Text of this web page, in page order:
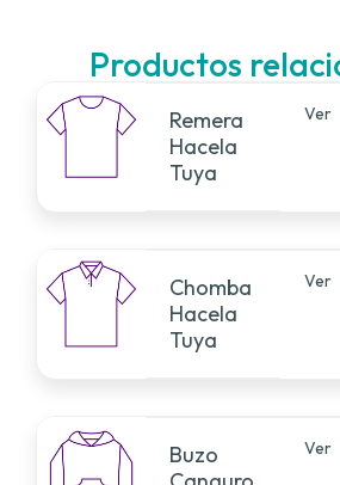
Productos
Remera
Hacela
Tuya
Ver
Chomba
Hacela
Tuya
Ver
Buzo
Ver